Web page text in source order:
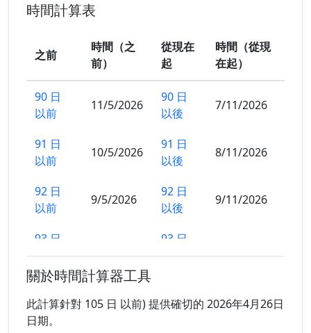
時間計算表
之前
時間（之
前）
從現在
起
時間（從現
在起）
90 日
以前
11/5/2026
90 日
以後
7/11/2026
91 日
以前
10/5/2026
91 日
以後
8/11/2026
92 日
以前
9/5/2026
92 日
以後
9/11/2026
93 日
以前
93 日
以後
94 日
以前
以後
關於時間計算器工具
此計算針對 105 日 以前) 提供確切的 2026年4月26日
日期。